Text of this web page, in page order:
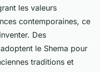
les valeurs
contemporaines, ce
Des
le Shema pour
traditions et